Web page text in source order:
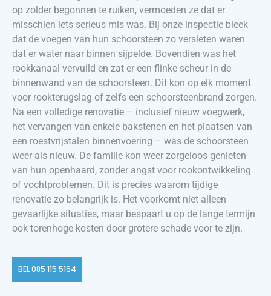
op zolder begonnen te ruiken, vermoeden ze dat er
misschien iets serieus mis was. Bij onze inspectie bleek
dat de voegen van hun schoorsteen zo versleten waren
dat er water naar binnen sijpelde. Bovendien was het
rookkanaal vervuild en zat er een flinke scheur in de
binnenwand van de schoorsteen. Dit kon op elk moment
voor rookterugslag of zelfs een schoorsteenbrand zorgen.
Na een volledige renovatie – inclusief nieuw voegwerk,
het vervangen van enkele bakstenen en het plaatsen van
een roestvrijstalen binnenvoering – was de schoorsteen
weer als nieuw. De familie kon weer zorgeloos genieten
van hun openhaard, zonder angst voor rookontwikkeling
of vochtproblemen. Dit is precies waarom tijdige
renovatie zo belangrijk is. Het voorkomt niet alleen
gevaarlijke situaties, maar bespaart u op de lange termijn
ook torenhoge kosten door grotere schade voor te zijn.
BEL 085 115 5164